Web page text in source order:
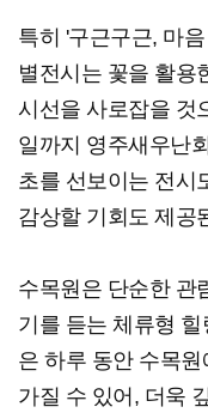
특히 '구근구근, 마
별전시는 꽃을 활용
시선을 사로잡을 것
일까지 영주새우난
초를 선보이는 전시
감상할 기회도 제공
수목원은 단순한 관
기를 듣는 체류형
은 하루 동안 수목
가질 수 있어, 더욱